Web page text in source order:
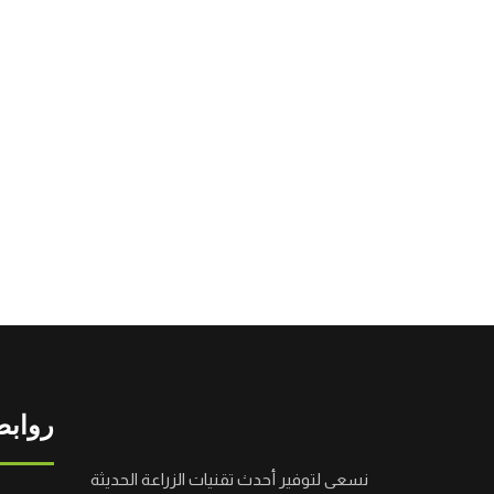
نسعى لتوفير أحدث تقنيات الزراعة الحديثة